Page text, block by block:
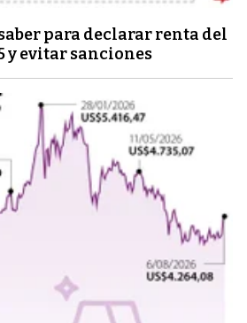
para declarar renta del
y evitar sanciones